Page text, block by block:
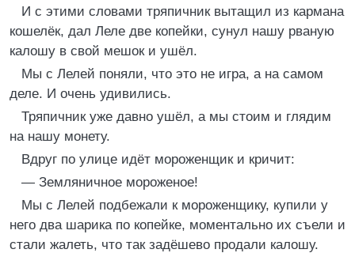
И с этими словами тряпичник вытащил из кармана
кошелёк, дал Леле две копейки, сунул нашу рваную
калошу в свой мешок и ушёл.
Мы с Лелей поняли, что это не игра, а на самом
деле. И очень удивились.
Тряпичник уже давно ушёл, а мы стоим и глядим
на нашу монету.
Вдруг по улице идёт мороженщик и кричит:
— Земляничное мороженое!
Мы с Лелей подбежали к мороженщику, купили у
него два шарика по копейке, моментально их съели и
стали жалеть, что так задёшево продали калошу.